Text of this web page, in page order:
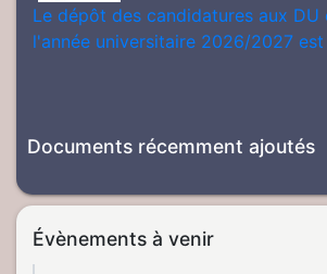
Le dépôt des candidatures aux DU
l'année universitaire 2026/2027
Documents récemment ajoutés
Évènements à venir